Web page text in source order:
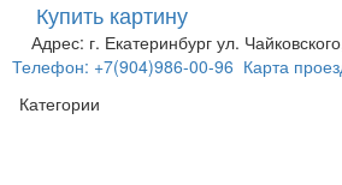
Купить картину
Адрес: г. Екатеринбург ул.
Телефон: +7(904)986-00-96 Карта
Категории